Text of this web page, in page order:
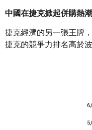
中國在捷克掀起併購熱潮
捷克經濟的另一張王牌
捷克的競爭力排名高於